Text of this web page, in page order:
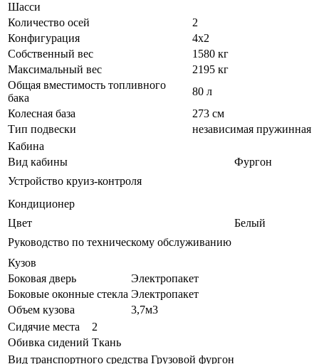
Шасси
Количество осей
2
Конфигурация
4х2
Собственный вес
1580 кг
Максимальный вес
2195 кг
Общая вместимость топливного
бака
80 л
Колесная база
273 см
Тип подвески
независимая пружинная
Кабина
Вид кабины
Фургон
Устройство круиз-контроля
Кондиционер
Цвет
Белый
Руководство по техническому обслуживанию
Кузов
Боковая дверь
Электропакет
Боковые оконные стекла Электропакет
Объем кузова
3,7м3
Сидячие места
2
Обивка сидений Ткань
Вид транспортного средства Грузовой фургон